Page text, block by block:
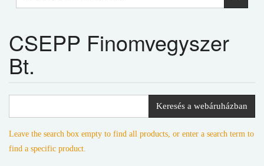
CSEPP Finomvegyszer
Bt.
Keresés a webáruházban
Leave the search box empty to find all products, or enter a search term to
find a specific product.